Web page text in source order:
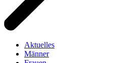
Aktuelles
Männer